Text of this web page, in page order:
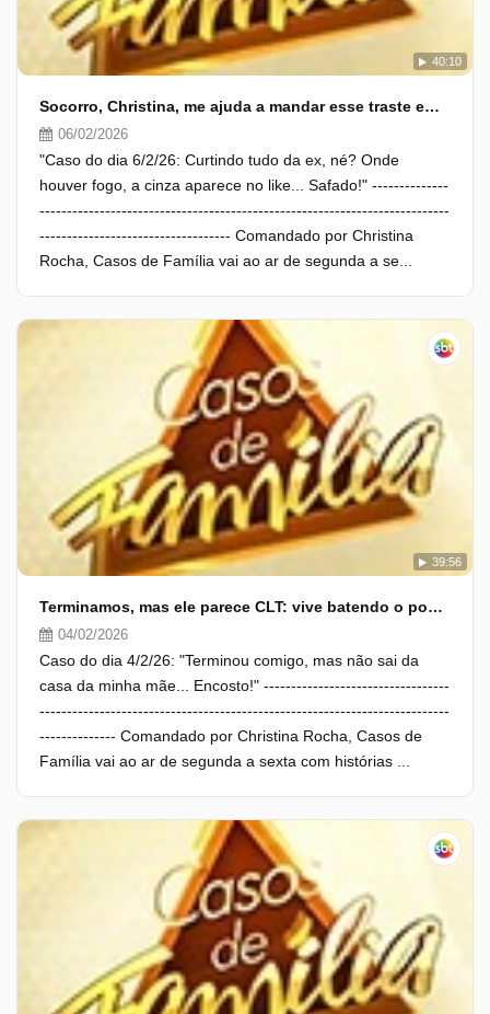
40:10
Socorro, Christina, me ajuda a mandar esse traste embora!
06/02/2026
"Caso do dia 6/2/26: Curtindo tudo da ex, né? Onde
houver fogo, a cinza aparece no like... Safado!" --------------
---------------------------------------------------------------------------
----------------------------------- Comandado por Christina
Rocha, Casos de Família vai ao ar de segunda a se...
39:56
Terminamos, mas ele parece CLT: vive batendo o ponto lá em casa!
04/02/2026
Caso do dia 4/2/26: "Terminou comigo, mas não sai da
casa da minha mãe... Encosto!" ----------------------------------
---------------------------------------------------------------------------
-------------- Comandado por Christina Rocha, Casos de
Família vai ao ar de segunda a sexta com histórias ...